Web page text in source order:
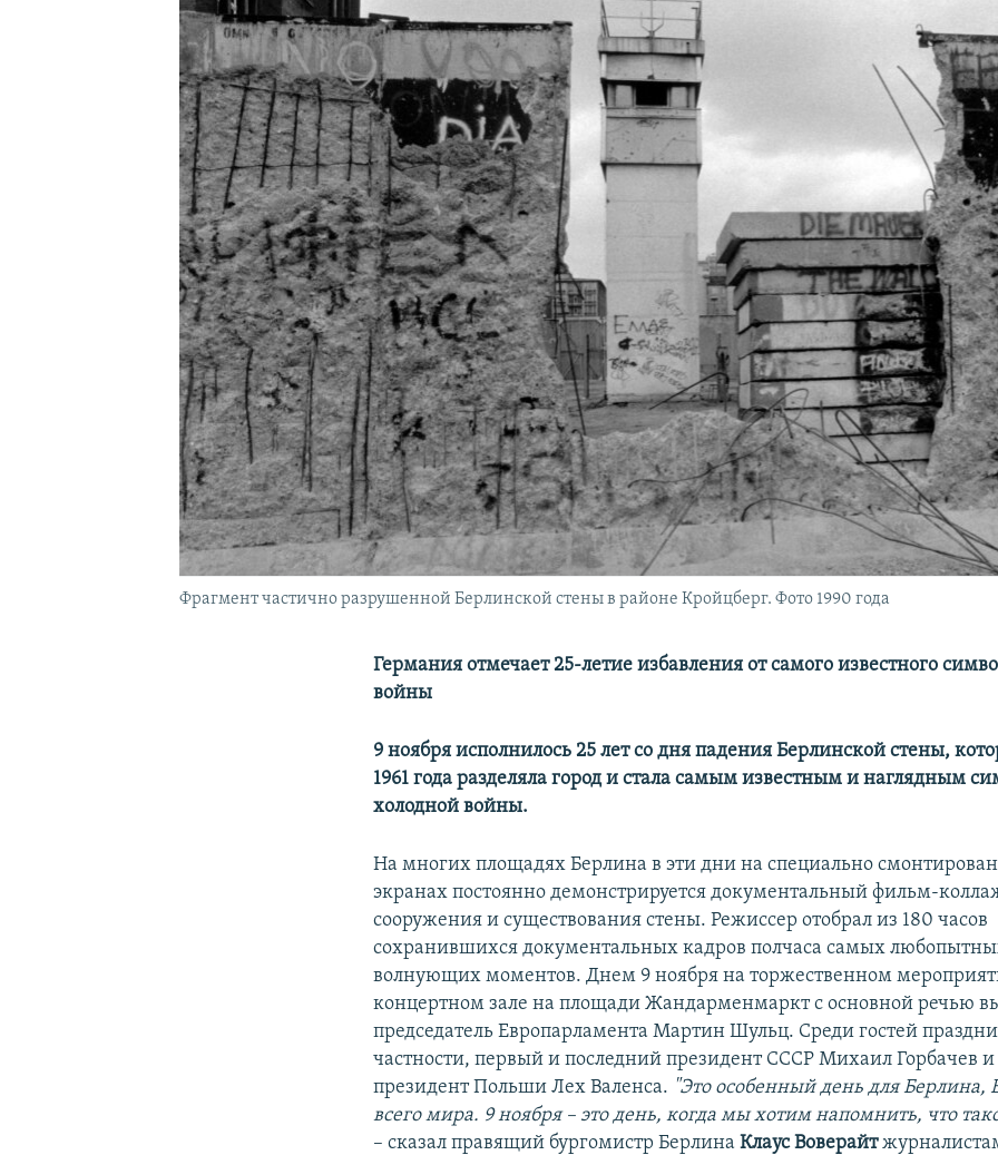
ПОДПИШИТЕСЬ НА РАССЫЛКУ
Фрагмент частично разрушенной Берлинской стены в районе Кройцберг. Фото 1990 года
Германия отмечает 25-летие избавления от самого известного
войны
9 ноября исполнилось 25 лет со дня падения Берлинской стены,
1961 года разделяла город и стала самым известным и наглядным
холодной войны.
На многих площадях Берлина в эти дни на специально
экранах постоянно демонстрируется документальный фильм-
сооружения и существования стены. Режиссер отобрал из 180 часов
сохранившихся документальных кадров полчаса самых
волнующих моментов. Днем 9 ноября на торжественном
концертном зале на площади Жандарменмаркт с основной речью
председатель Европарламента Мартин Шульц. Среди гостей
частности, первый и последний президент СССР Михаил Горбачев и
президент Польши Лех Валенса. "Это особенный день для Берлина,
всего мира. 9 ноября – это день, когда мы хотим напомнить, что
– сказал правящий бургомистр БерлинаКлаус Воверайт